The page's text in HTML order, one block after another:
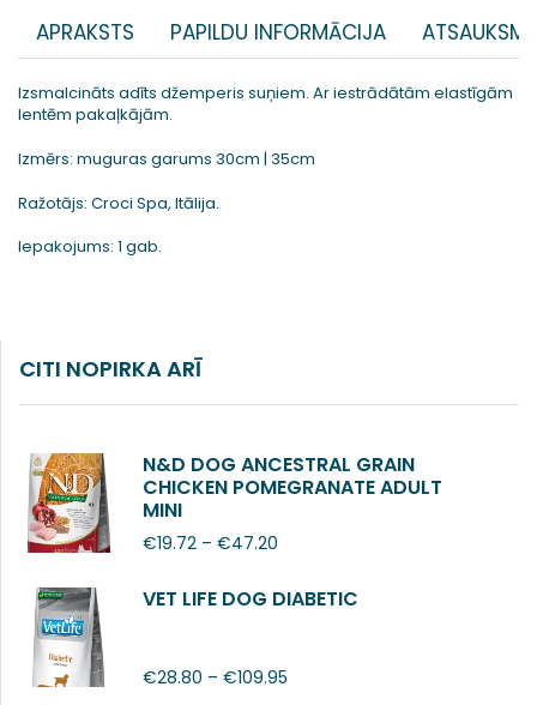
APRAKSTS PAPILDU INFORMĀCIJA
Izsmalcināts adīts džemperis suņiem. Ar iestrādātām elastīgām
lentēm pakaļkājām.
Izmērs: muguras garums 30cm | 35cm
Ražotājs: Croci Spa, Itālija.
Iepakojums: 1 gab.
CITI NOPIRKA ARĪ
N&D DOG ANCESTRAL GRAIN
CHICKEN POMEGRANATE ADULT
MINI
€19.72 – €47.20
VET LIFE DOG DIABETIC
€28.80 – €109.95